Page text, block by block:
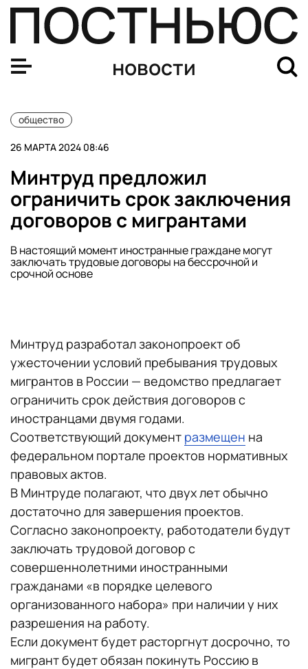
новости
общество
26 МАРТА 2024 08:46
Минтруд предложил
ограничить срок заключения
договоров с мигрантами
В настоящий момент иностранные граждане могут
заключать трудовые договоры на бессрочной и
срочной основе
Минтруд разработал законопроект об
ужесточении условий пребывания трудовых
мигрантов в России — ведомство предлагает
ограничить срок действия договоров с
иностранцами двумя годами.
Соответствующий документ размещен на
федеральном портале проектов нормативных
правовых актов.
В Минтруде полагают, что двух лет обычно
достаточно для завершения проектов.
Согласно законопроекту, работодатели будут
заключать трудовой договор с
совершеннолетними иностранными
гражданами «в порядке целевого
организованного набора» при наличии у них
разрешения на работу.
Если документ будет расторгнут досрочно, то
мигрант будет обязан покинуть Россию в
Екатеринбуржец прописал у себя в квартире 1 369